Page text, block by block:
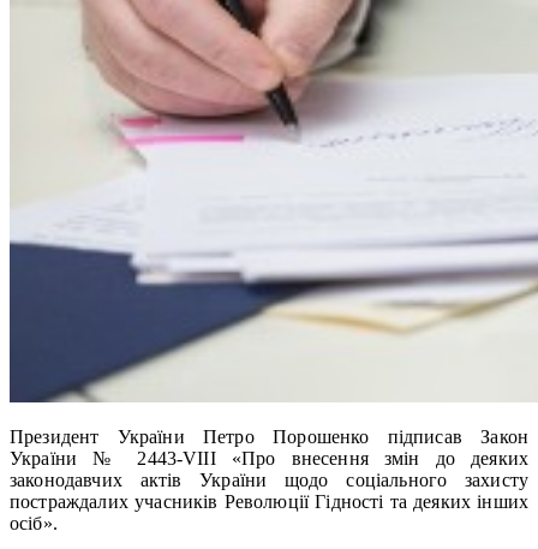
Президент України Петро Порошенко підписав Закон
України № 2443-VIII «Про внесення змін до деяких
законодавчих актів України щодо соціального захисту
постраждалих учасників Революції Гідності та деяких інших
осіб».